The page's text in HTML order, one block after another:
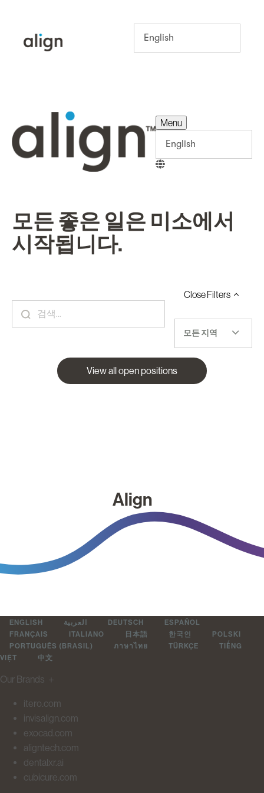
Menu
모든 좋은 일은 미소에서
시작됩니다.
CloseFilters
모든 지역
View all open positions
Align
ENGLISH العربية DEUTSCH
ESPAÑOL
FRANÇAIS
ITALIANO 日本語 한국인
POLSKI
PORTUGUÊS (BRASIL)
ภาษาไทย TÜRKÇE
TIẾNG
VIỆT
中文
Our Brands ＋
itero.com
invisalign.com
exocad.com
aligntech.com
dentalxr.ai
cubicure.com